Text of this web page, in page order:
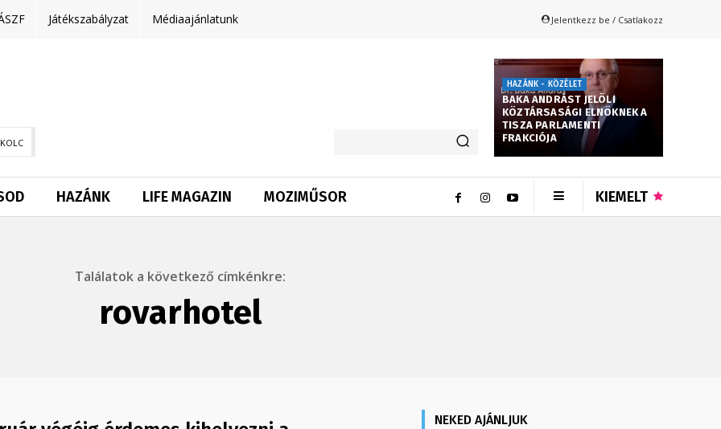
Játékszabályzat Médiaajánlatunk Jelentkezz be / Csatlakozz
HAZÁNK - KÖZÉLET
BAKA ANDRÁST JELÖLI
KÖZTÁRSASÁGI ELNÖKNEK A
TISZA PARLAMENTI
FRAKCIÓJA
HAZÁNK LIFE MAGAZIN MOZIMŰSOR KIEMELT
Találatok a következő címkénkre:
rovarhotel
NEKED AJÁNLJUK